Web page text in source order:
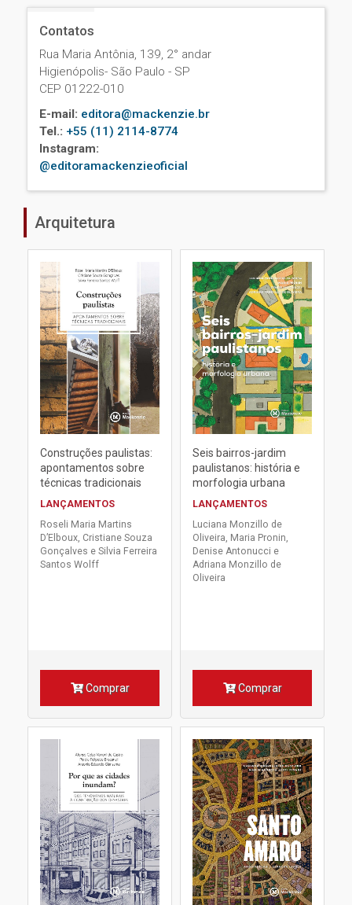
Contatos
Rua Maria Antônia, 139, 2° andar
Higienópolis- São Paulo - SP
CEP 01222-010
E-mail: editora@mackenzie.br
Tel.: +55 (11) 2114-8774
Instagram:
@editoramackenzieoficial
Arquitetura
Construções paulistas:
apontamentos sobre
técnicas tradicionais
LANÇAMENTOS
Roseli Maria Martins
D’Elboux, Cristiane Souza
Gonçalves e Silvia Ferreira
Santos Wolff
Comprar
Seis bairros-jardim
paulistanos: história e
morfologia urbana
LANÇAMENTOS
Luciana Monzillo de
Oliveira, Maria Pronin,
Denise Antonucci e
Adriana Monzillo de
Oliveira
Comprar